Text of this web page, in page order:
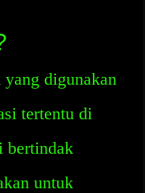
digunakan
tertentu di
bertindak
untuk